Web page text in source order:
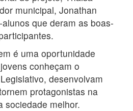
municipal, Jonathan
que deram as boas-
é uma oportunidade
conheçam o
desenvolvam
protagonistas na
sociedade melhor.